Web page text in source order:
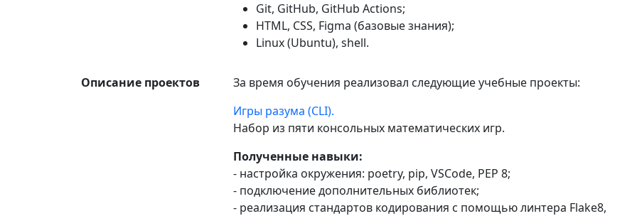
Git, GitHub, GitHub Actions;
HTML, CSS, Figma (базовые знания);
Linux (Ubuntu), shell.
Описание проектов
За время обучения реализовал следующие учебные проекты:
Игры разума (CLI).
Набор из пяти консольных математических игр.
Полученные навыки:
- настройка окружения: poetry, pip, VSCode, PEP 8;
- подключение дополнительных библиотек;
- реализация стандартов кодирования с помощью линтера Flake8,